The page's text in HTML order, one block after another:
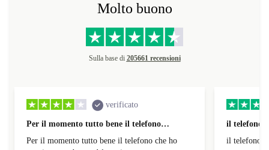
Molto buono
Sulla base di 205661 recensioni
verificato
Per il momento tutto bene il telefono…
Per il momento tutto bene il telefono che ho
il telefono
il telefono